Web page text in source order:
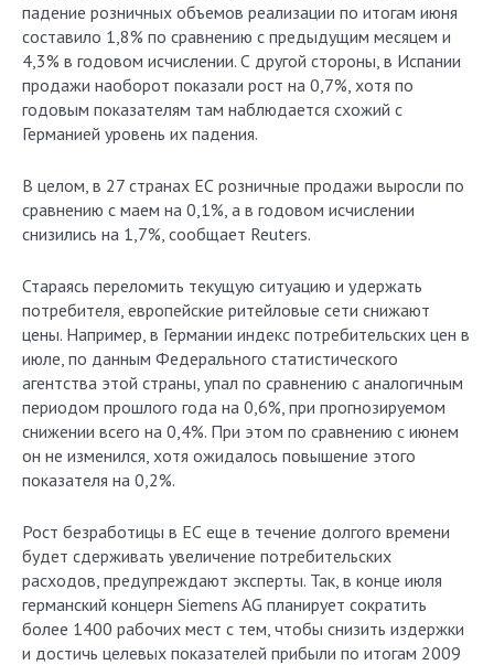
падение розничных объемов реализации по итогам июня
составило 1,8% по сравнению с предыдущим месяцем и
4,3% в годовом исчислении. С другой стороны, в Испании
продажи наоборот показали рост на 0,7%, хотя по
годовым показателям там наблюдается схожий с
Германией уровень их падения.
В целом, в 27 странах ЕС розничные продажи выросли по
сравнению с маем на 0,1%, а в годовом исчислении
снизились на 1,7%, сообщает Reuters.
Стараясь переломить текущую ситуацию и удержать
потребителя, европейские ритейловые сети снижают
цены. Например, в Германии индекс потребительских цен в
июле, по данным Федерального статистического
агентства этой страны, упал по сравнению с аналогичным
периодом прошлого года на 0,6%, при прогнозируемом
снижении всего на 0,4%. При этом по сравнению с июнем
он не изменился, хотя ожидалось повышение этого
показателя на 0,2%.
Рост безработицы в ЕС еще в течение долгого времени
будет сдерживать увеличение потребительских
расходов, предупреждают эксперты. Так, в конце июля
германский концерн Siemens AG планирует сократить
более 1400 рабочих мест с тем, чтобы снизить издержки
и достичь целевых показателей прибыли по итогам 2009